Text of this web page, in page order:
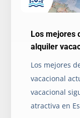
Los mejores
alquiler
Los mejores
vacacional
vacacional
atractiva en